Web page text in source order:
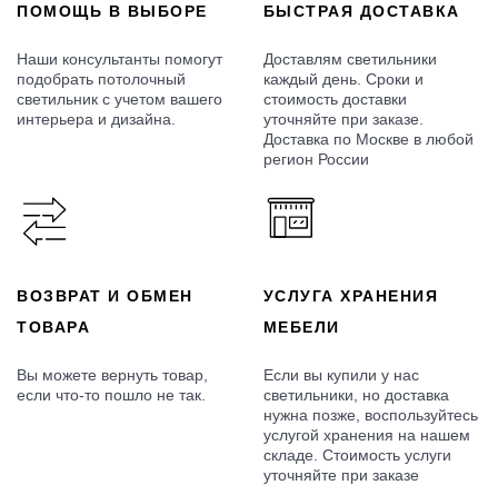
ПОМОЩЬ В ВЫБОРЕ
Наши консультанты помогут
подобрать потолочный
светильник с учетом вашего
интерьера и дизайна.
БЫСТРАЯ ДОСТАВКА
Доставлям светильники
каждый день. Сроки и
стоимость доставки
уточняйте при заказе.
Доставка по Москве в любой
регион России
ВОЗВРАТ И ОБМЕН
ТОВАРА
Вы можете вернуть товар,
если что-то пошло не так.
УСЛУГА ХРАНЕНИЯ
МЕБЕЛИ
Если вы купили у нас
светильники, но доставка
нужна позже, воспользуйтесь
услугой хранения на нашем
складе. Стоимость услуги
уточняйте при заказе